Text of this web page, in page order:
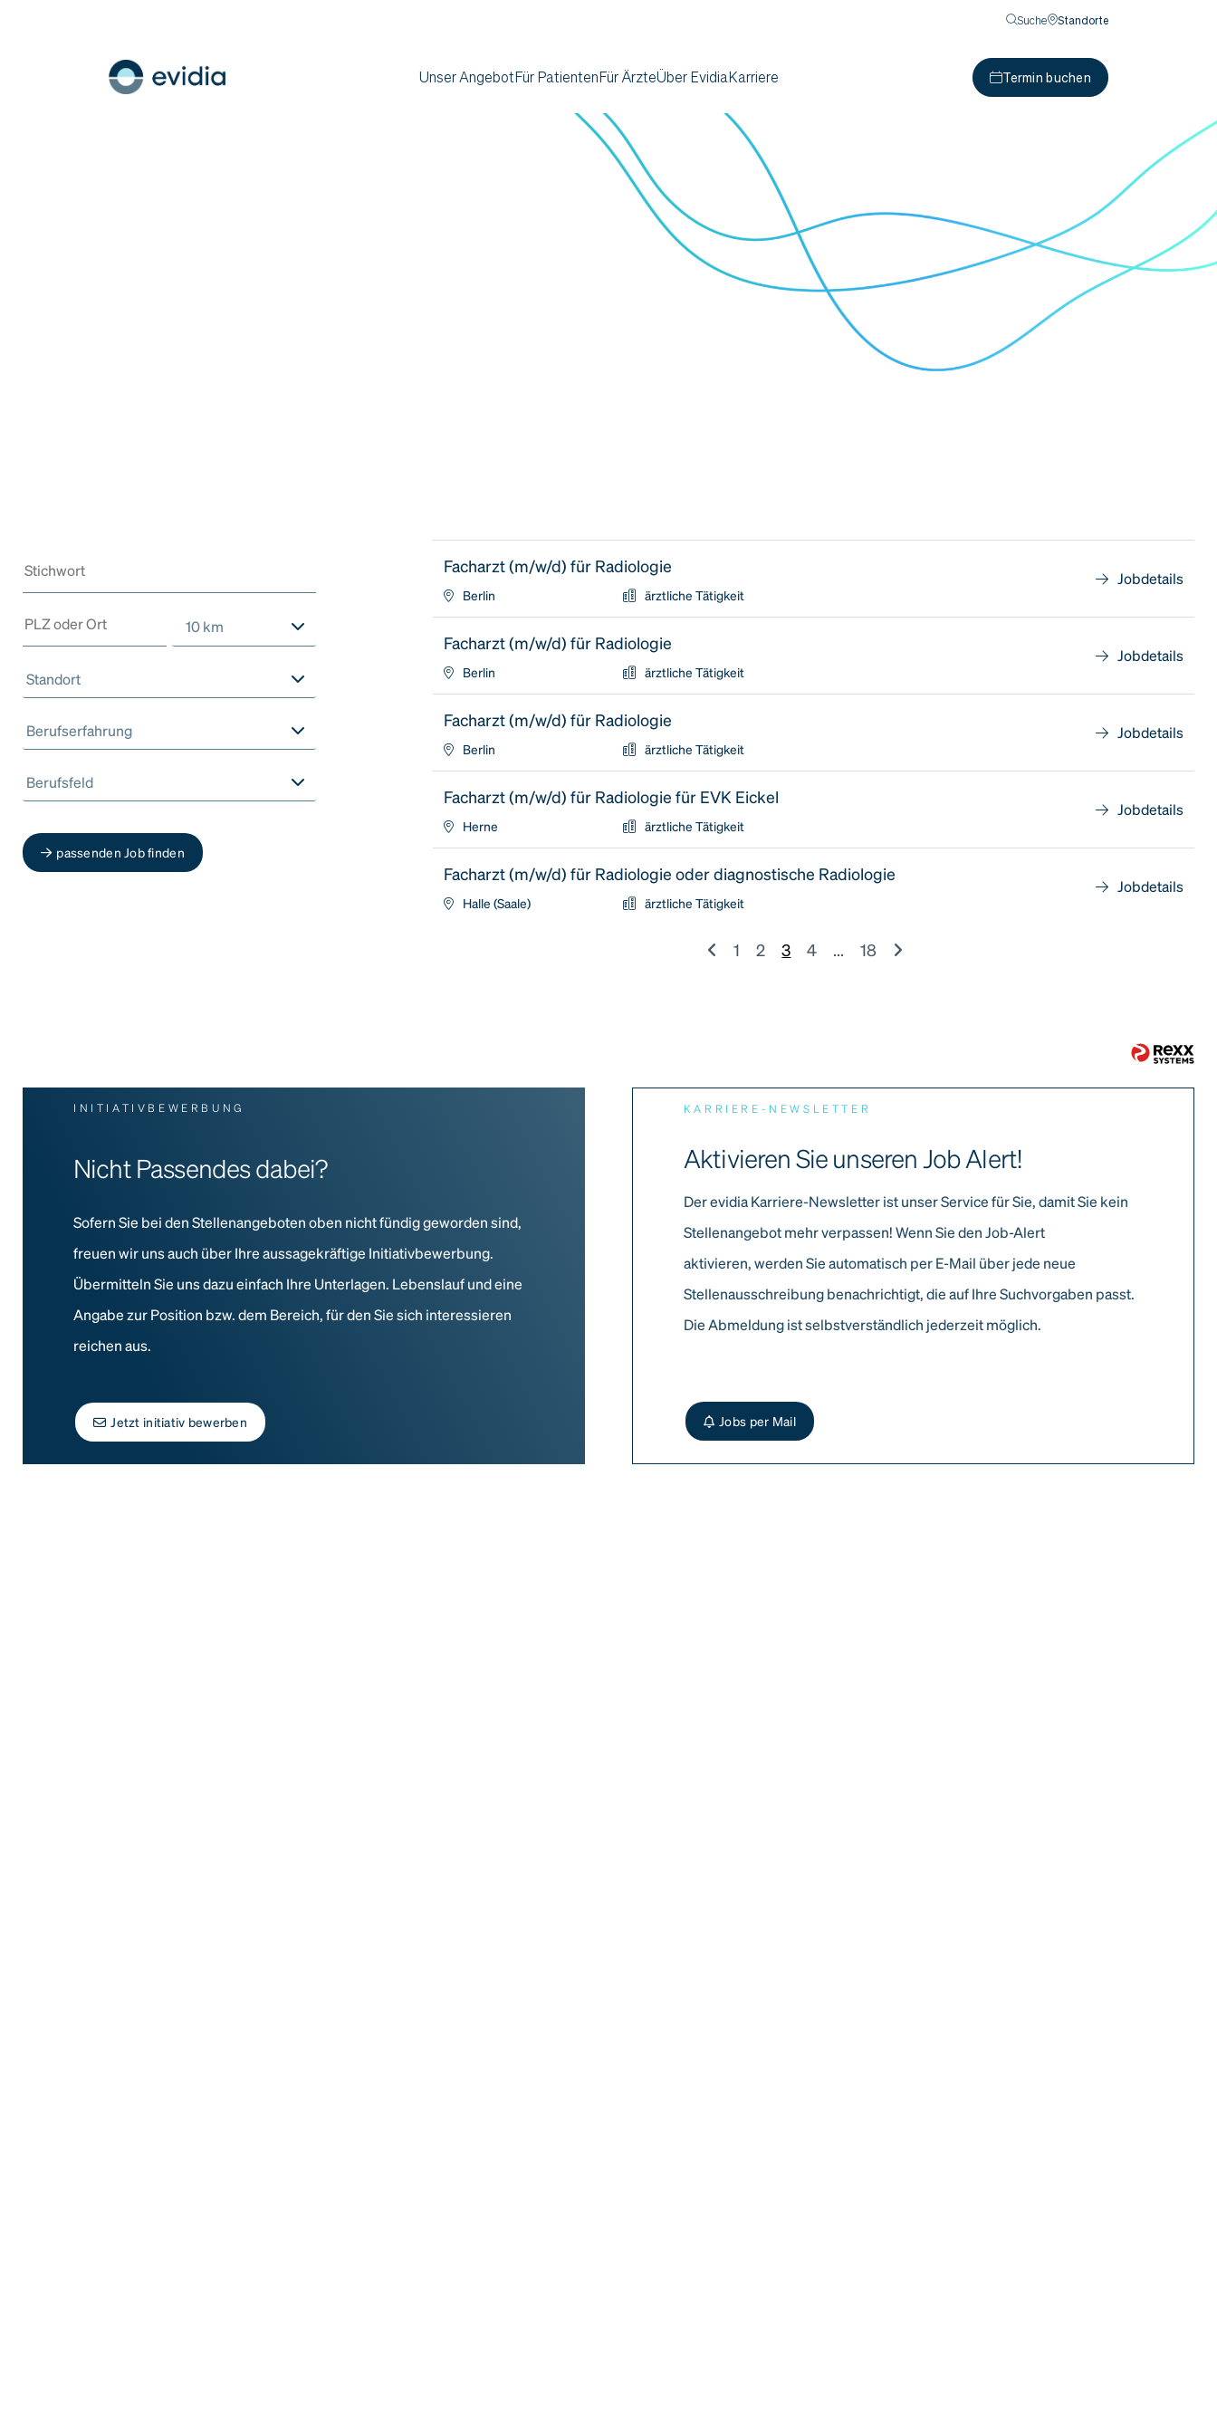
Suche Standorte
Unser AngebotFür PatientenFür ÄrzteÜber EvidiaKarriere Termin buchen
10 km
Standort
Berufserfahrung
Berufsfeld
passenden Job finden
Facharzt (m/w/d) für Radiologie
Berlin ärztliche Tätigkeit
Jobdetails
Facharzt (m/w/d) für Radiologie
Berlin ärztliche Tätigkeit
Jobdetails
Facharzt (m/w/d) für Radiologie
Berlin ärztliche Tätigkeit
Jobdetails
Facharzt (m/w/d) für Radiologie für EVK Eickel
Herne ärztliche Tätigkeit
Jobdetails
Facharzt (m/w/d) für Radiologie oder diagnostische Radiologie
Halle (Saale) ärztliche Tätigkeit
Jobdetails
1 2 3 4 ... 18
INITIATIVBEWERBUNG
Nicht Passendes dabei?
Sofern Sie bei den Stellenangeboten oben nicht fündig geworden sind,
freuen wir uns auch über Ihre aussagekräftige Initiativbewerbung.
Übermitteln Sie uns dazu einfach Ihre Unterlagen. Lebenslauf und eine
Angabe zur Position bzw. dem Bereich, für den Sie sich interessieren
reichen aus.
Jetzt initiativ bewerben
KARRIERE-NEWSLETTER
Aktivieren Sie unseren Job Alert!
Der evidia Karriere-Newsletter ist unser Service für Sie, damit Sie kein
Stellenangebot mehr verpassen! Wenn Sie den Job-Alert
aktivieren, werden Sie automatisch per E-Mail über jede neue
Stellenausschreibung benachrichtigt, die auf Ihre Suchvorgaben passt.
Die Abmeldung ist selbstverständlich jederzeit möglich.
Jobs per Mail